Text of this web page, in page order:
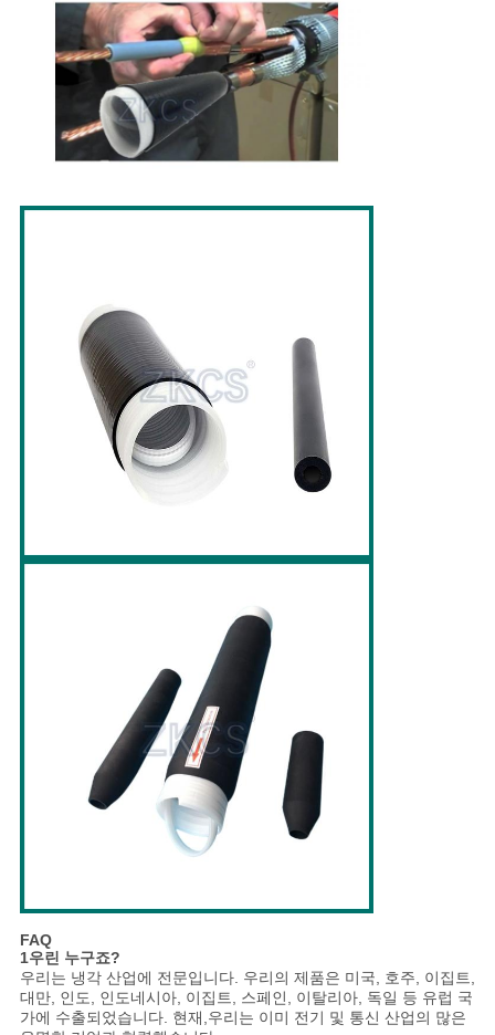
FAQ
1우린 누구죠?
우리는 냉각 산업에 전문입니다. 우리의 제품은 미국, 호주, 이집트,
대만, 인도, 인도네시아, 이집트, 스페인, 이탈리아, 독일 등 유럽 국
가에 수출되었습니다. 현재,우리는 이미 전기 및 통신 산업의 많은